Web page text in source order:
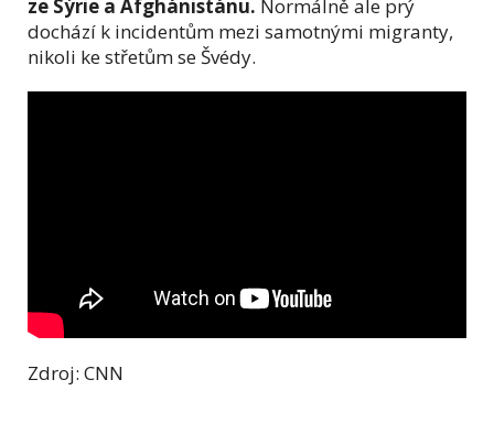
ze Sýrie a Afghánistánu. Normálně ale prý
dochází k incidentům mezi samotnými migranty,
nikoli ke střetům se Švédy.
Zdroj: CNN